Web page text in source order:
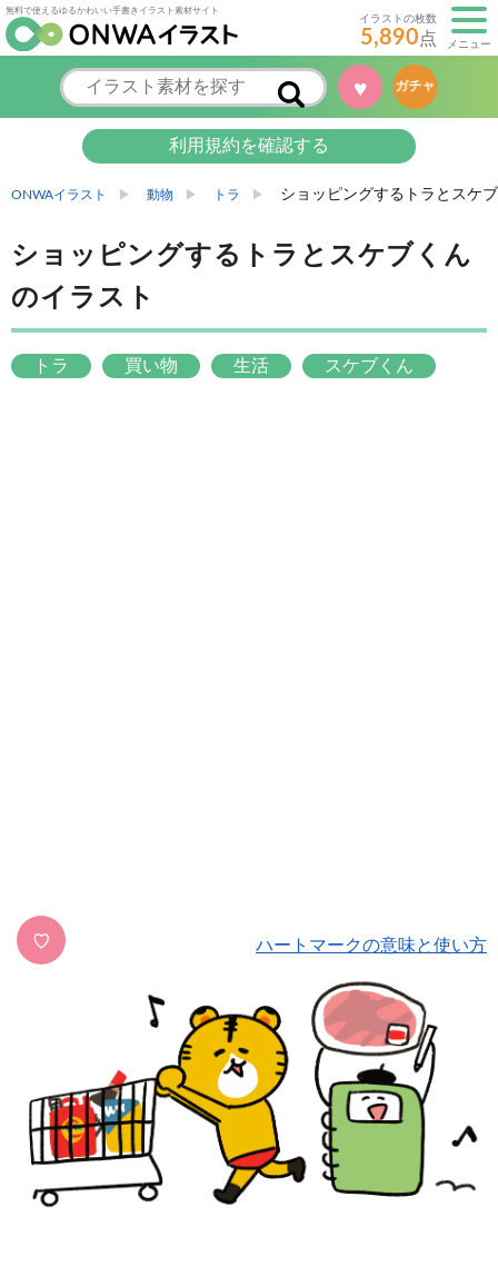
無料で使えるゆるかわいい手書きイラスト素材サイト
イラストの枚数
5,890点 メニュー
♥ ガチャ
利用規約を確認する
ONWAイラスト 動物 トラ ショッピングするトラとスケ
ショッピングするトラとスケブくん
のイラスト
トラ 買い物 生活 スケブくん
♡ ハートマークの意味と使い方